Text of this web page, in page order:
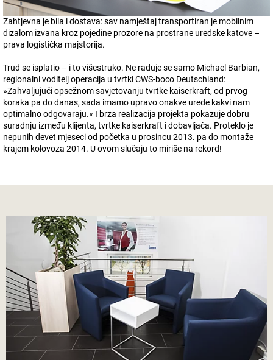
Zahtjevna je bila i dostava: sav namještaj transportiran je mobilnim
dizalom izvana kroz pojedine prozore na prostrane uredske katove –
prava logistička majstorija.
Trud se isplatio – i to višestruko. Ne raduje se samo Michael Barbian,
regionalni voditelj operacija u tvrtki CWS-boco Deutschland:
»Zahvaljujući opsežnom savjetovanju tvrtke kaiserkraft, od prvog
koraka pa do danas, sada imamo upravo onakve urede kakvi nam
optimalno odgovaraju.« I brza realizacija projekta pokazuje dobru
suradnju između klijenta, tvrtke kaiserkraft i dobavljača. Proteklo je
nepunih devet mjeseci od početka u prosincu 2013. pa do montaže
krajem kolovoza 2014. U ovom slučaju to miriše na rekord!